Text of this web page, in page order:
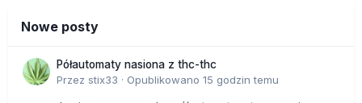
Nowe posty
Półautomaty nasiona z thc-thc
Przez stix33 · Opublikowano 15 godzin temu